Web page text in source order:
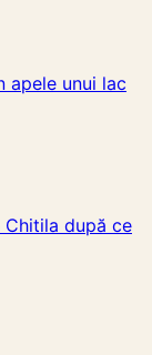
apele unui lac
după ce